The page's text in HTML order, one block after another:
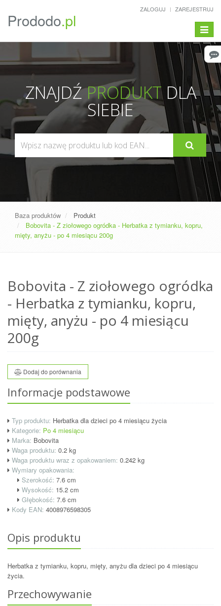
Prododo.pl
ZALOGUJ ZAREJESTRUJ
menu
ZNAJDŹPRODUKTDLA
SIEBIE
Baza produktów
Produkt
Bobovita - Z ziołowego ogródka - Herbatka z tymianku, kopru,
mięty, anyżu - po 4 miesiącu 200g
Bobovita - Z ziołowego ogródka
- Herbatka z tymianku, kopru,
mięty, anyżu - po 4 miesiącu
200g
Dodaj do porównania
Informacje podstawowe
Typ produktu: Herbatka dla dzieci po 4 miesiącu życia
Kategorie: Po 4 miesiącu
Marka: Bobovita
Waga produktu: 0.2 kg
Waga produktu wraz z opakowaniem: 0.242 kg
Wymiary opakowania:
Szerokość: 7.6 cm
Wysokość: 15.2 cm
Głębokość: 7.6 cm
Kody EAN: 4008976598305
Opis produktu
Herbatka z tymianku, kopru, mięty, anyżu dla dzieci po 4 miesiącu
życia.
Przechowywanie